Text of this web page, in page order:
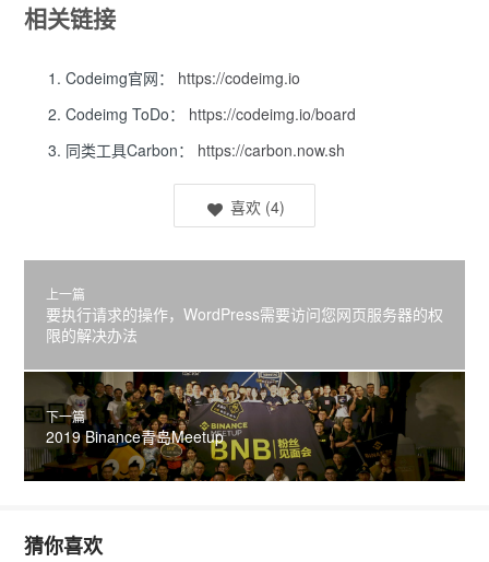
相关链接
Codeimg官网： https://codeimg.io
Codeimg ToDo： https://codeimg.io/board
同类工具Carbon： https://carbon.now.sh
喜欢 (4)
上一篇
要执行请求的操作，WordPress需要访问您网页服务器的权
限的解决办法
下一篇
2019 Binance青岛Meetup
猜你喜欢